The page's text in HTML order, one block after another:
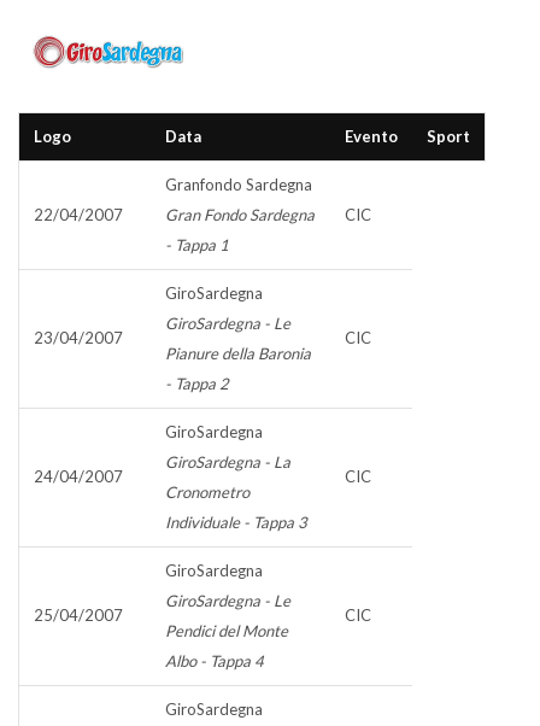
Logo Data Evento Sport
22/04/2007
Granfondo Sardegna
Gran Fondo Sardegna
- Tappa 1
CIC
23/04/2007
GiroSardegna
GiroSardegna - Le
Pianure della Baronia
- Tappa 2
CIC
24/04/2007
GiroSardegna
GiroSardegna - La
Cronometro
Individuale - Tappa 3
CIC
25/04/2007
GiroSardegna
GiroSardegna - Le
Pendici del Monte
Albo - Tappa 4
CIC
GiroSardegna